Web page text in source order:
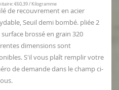
€60,39 / Kilogramme
de recouvrement en acier
Seuil demi bombé. pliée 2
surface brossé en grain 320
dimensions sont
S'il vous plaît remplir votre
de demande dans le champ ci-